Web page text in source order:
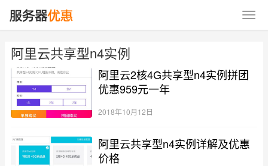
阿里云共享型n4实例
阿里云2核4G共享型n4实例拼团
优惠959元一年
2018年10月12日
阿里云共享型n4实例详解及优惠
价格